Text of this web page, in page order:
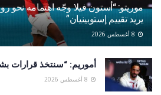
موريتو: “أستون فيلا وجّه اهتمامه نحو
يريد تقييم إستوبينيان”
أموريم: “سنتخذ قرارات